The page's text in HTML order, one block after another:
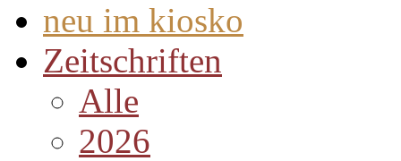
neu im kiosko
Zeitschriften
Alle
2026